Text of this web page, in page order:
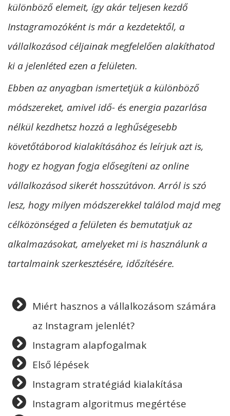
különböző elemeit, így akár teljesen kezdő
Instagramozóként is már a kezdetektől, a
vállalkozásod céljainak megfelelően alakíthatod
ki a jelenléted ezen a felületen.
Ebben az anyagban ismertetjük a különböző
módszereket, amivel idő- és energia pazarlása
nélkül kezdhetsz hozzá a leghűségesebb
követőtáborod kialakításához és leírjuk azt is,
hogy ez hogyan fogja elősegíteni az online
vállalkozásod sikerét hosszútávon. Arról is szó
lesz, hogy milyen módszerekkel találod majd meg
célközönséged a felületen és bemutatjuk az
alkalmazásokat, amelyeket mi is használunk a
tartalmaink szerkesztésére, időzítésére.
Miért hasznos a vállalkozásom számára
az Instagram jelenlét?
Instagram alapfogalmak
Első lépések
Instagram stratégiád kialakítása
Instagram algoritmus megértése